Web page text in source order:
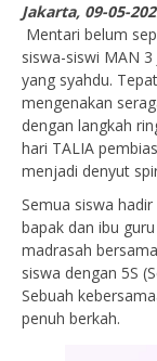
Jakarta, 09-05-
Mentari belum
siswa-siswi MAN
yang syahdu.
mengenakan
dengan langkah
hari TALIA
menjadi denyut
Semua siswa
bapak dan ibu
madrasah
siswa dengan 5S
Sebuah
penuh berkah.